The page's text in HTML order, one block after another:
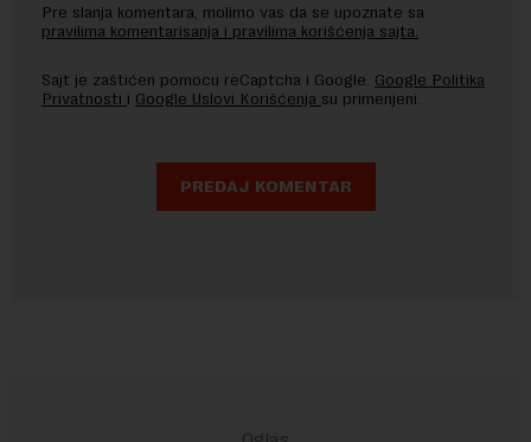
Pre slanja komentara, molimo vas da se upoznate sa
pravilima komentarisanja i pravilima korišćenja sajta.
Sajt je zaštićen pomocu reCaptcha i Google. Google Politika
Privatnosti i Google Uslovi Korišćenja su primenjeni.